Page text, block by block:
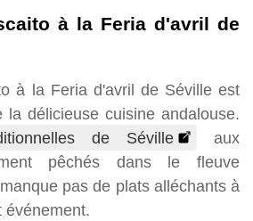
à la Feria d'avril de
à la Feria d'avril de Séville est
la délicieuse cuisine andalouse.
de Séville
aux
pêchés dans le fleuve
pas de plats alléchants à
événement.